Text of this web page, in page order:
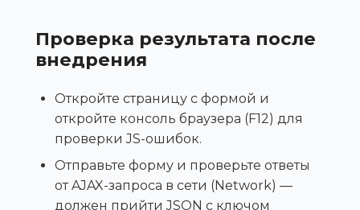
Проверка результата после
внедрения
Откройте страницу с формой и
откройте консоль браузера (F12) для
проверки JS-ошибок.
Отправьте форму и проверьте ответы
от AJAX-запроса в сети (Network) —
должен прийти JSON с ключом